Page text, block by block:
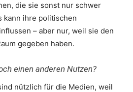
die sie sonst nur schwer
kann ihre politischen
– aber nur, weil sie den
gegeben haben.
einen anderen Nutzen?
nützlich für die Medien, weil